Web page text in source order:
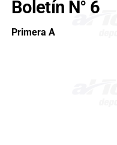
Boletín N° 6
Primera A